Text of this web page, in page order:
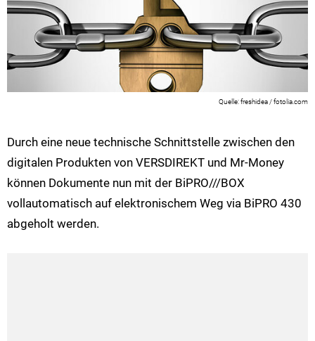
freshidea / fotolia.com
Durch eine neue technische Schnittstelle zwischen den
digitalen Produkten von VERSDIREKT und Mr-Money
können Dokumente nun mit der BiPRO///BOX
vollautomatisch auf elektronischem Weg via BiPRO 430
abgeholt werden.